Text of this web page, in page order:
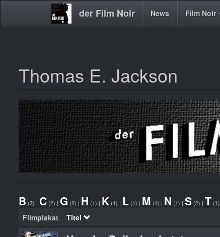
Direkt
der Film Noir
Main News Film Noir
Thomas E. Jackson
B (2) | C (2) | G (2) | H (1) | K (1) | L (1) | M (1) | N (1) | S (2) | T (1)
Filmplakat Titel